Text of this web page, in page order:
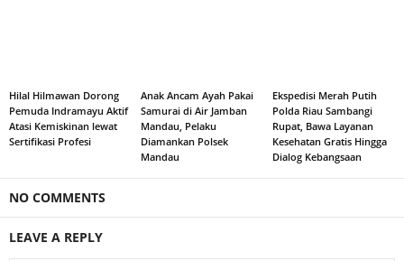
Hilal Hilmawan Dorong
Pemuda Indramayu Aktif
Atasi Kemiskinan lewat
Sertifikasi Profesi
Anak Ancam Ayah Pakai
Samurai di Air Jamban
Mandau, Pelaku
Diamankan Polsek
Mandau
Ekspedisi Merah Putih
Polda Riau Sambangi
Rupat, Bawa Layanan
Kesehatan Gratis Hingga
Dialog Kebangsaan
NO COMMENTS
LEAVE A REPLY